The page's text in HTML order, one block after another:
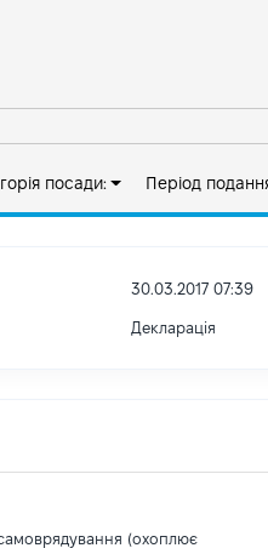
посади: Період
30.03.2017 07:39
Декларація
(охоплює